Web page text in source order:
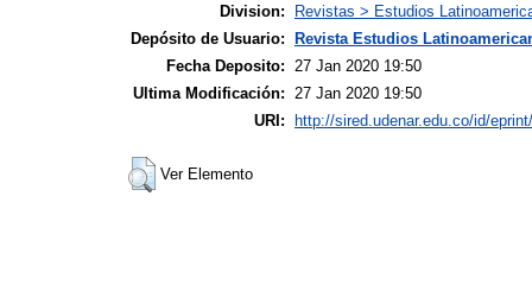
Division:
Revistas > Estudios
Depósito de Usuario: Revista Estudios
Fecha Deposito:
27 Jan 2020 19:50
Ultima Modificación:
27 Jan 2020 19:50
URI: http://sired.udenar.edu.co/id/
Ver Elemento